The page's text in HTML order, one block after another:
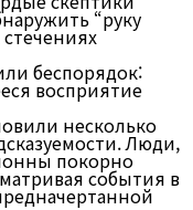
“руку
беспорядок:
восприятие
несколько
Люди,
покорно
события в